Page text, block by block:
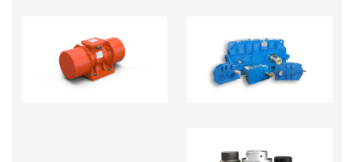
ĐỘNG CƠ RUNG
HỘP GIẢM TỐC CÔNG
NGHIỆP NẶNG